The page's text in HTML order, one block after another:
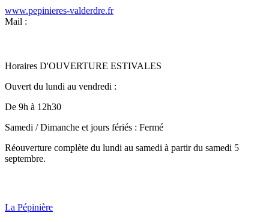
www.pepinieres-valderdre.fr
Mail :
Horaires D'OUVERTURE ESTIVALES
Ouvert du lundi au vendredi :
De 9h à 12h30
Samedi / Dimanche et jours fériés : Fermé
Réouverture complète du lundi au samedi à partir du samedi 5
septembre.
La Pépinière